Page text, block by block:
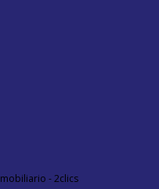
- 2clics